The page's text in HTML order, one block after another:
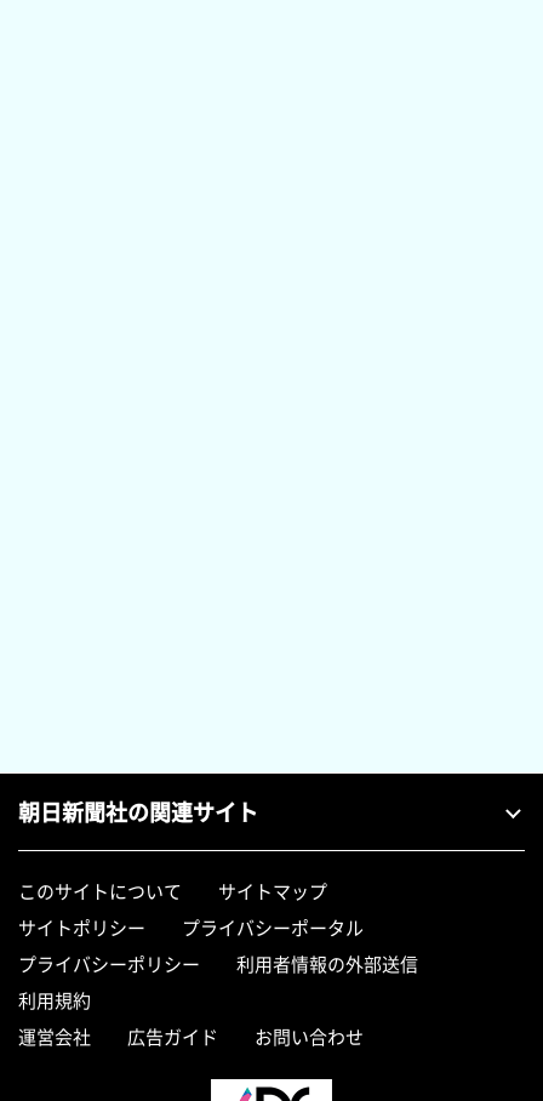
朝日新聞社の関連サイト
このサイトについて
サイトマップ
サイトポリシー
プライバシーポータル
プライバシーポリシー
利用者情報の外部送信
利用規約
運営会社
広告ガイド お問い合わせ